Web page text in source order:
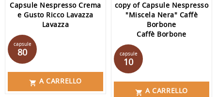
Capsule Nespresso Crema
e Gusto Ricco Lavazza
Lavazza
capsule
80
 A CARRELLO
copy of Capsule Nespresso
"Miscela Nera" Caffè
Borbone
Caffè Borbone
capsule
10
 A CARRELLO